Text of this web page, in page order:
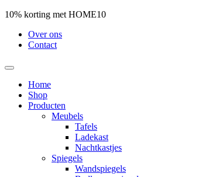
10% korting met HOME10
Over ons
Contact
Home
Shop
Producten
Meubels
Tafels
Ladekast
Nachtkastjes
Spiegels
Wandspiegels